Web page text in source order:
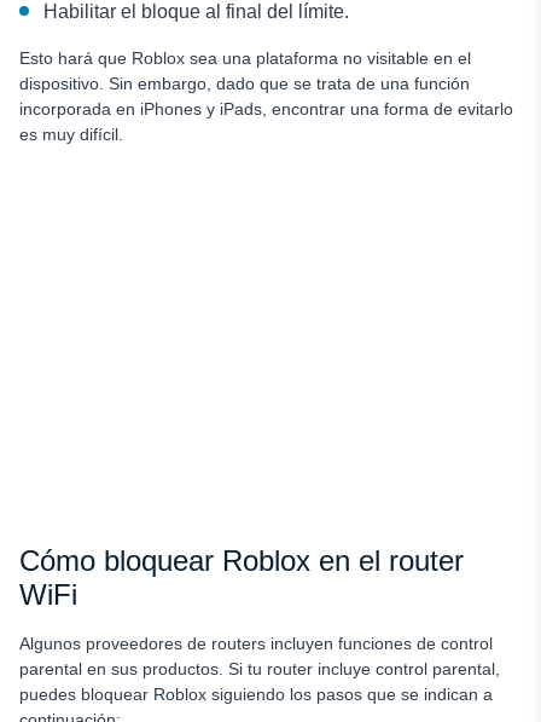
Habilitar el bloque al final del límite.
Esto hará que Roblox sea una plataforma no visitable en el
dispositivo. Sin embargo, dado que se trata de una función
incorporada en iPhones y iPads, encontrar una forma de evitarlo
es muy difícil.
Cómo bloquear Roblox en el router
WiFi
Algunos proveedores de routers incluyen funciones de control
parental en sus productos. Si tu router incluye control parental,
puedes bloquear Roblox siguiendo los pasos que se indican a